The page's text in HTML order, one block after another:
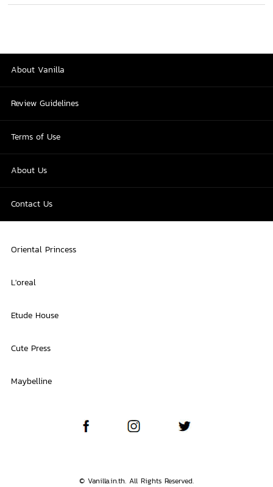
About Vanilla
Review Guidelines
Terms of Use
About Us
Contact Us
Oriental Princess
L'oreal
Etude House
Cute Press
Maybelline
© Vanilla.in.th. All Rights Reserved.